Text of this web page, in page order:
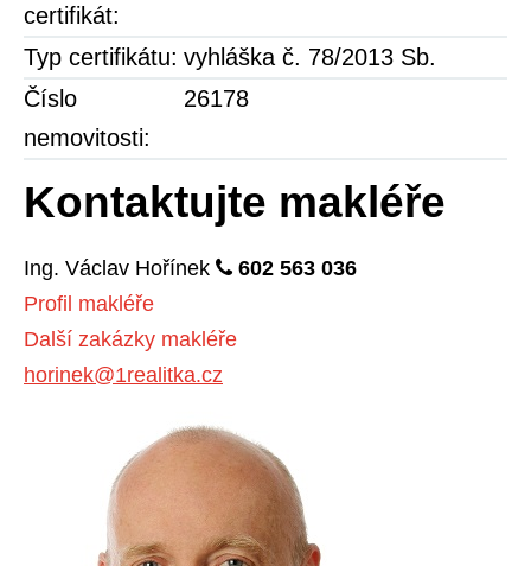
certifikát:
Typ certifikátu: vyhláška č. 78/2013 Sb.
Číslo
nemovitosti:
26178
Kontaktujte makléře
Ing. Václav Hořínek
602 563 036
Profil makléře
Další zakázky makléře
horinek@1realitka.cz